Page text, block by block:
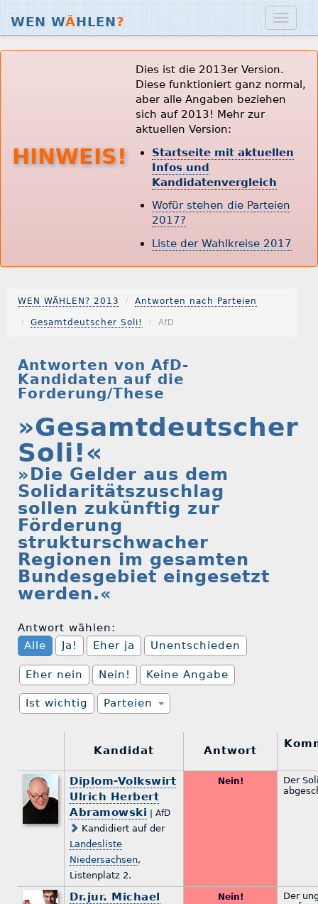
WEN WÄHLEN?
HINWEIS!
Dies ist die 2013er Version.
Diese funktioniert ganz normal,
aber alle Angaben beziehen
sich auf 2013! Mehr zur
aktuellen Version:
Startseite mit aktuellen
Infos und
Kandidatenvergleich
Wofür stehen die Parteien
2017?
Liste der Wahlkreise 2017
WEN WÄHLEN? 2013 Antworten nach Parteien
Gesamtdeutscher Soli! AfD
Antworten von AfD-
Kandidaten auf die
Forderung/These
»Gesamtdeutscher
Soli!«
»Die Gelder aus dem
Solidaritätszuschlag
sollen zukünftig zur
Förderung
strukturschwacher
Regionen im gesamten
Bundesgebiet eingesetzt
werden.«
Antwort wählen:
Alle
Ja! Eher ja Unentschieden
Eher nein Nein! Keine Angabe
Ist wichtig Parteien
Kandidat Antwort
Diplom-Volkswirt
Ulrich Herbert
Abramowski | AfD
Kandidiert auf der
Landesliste
Niedersachsen,
Listenplatz 2.
Nein!
Der
Dr.jur. Michael
Nein!
Der